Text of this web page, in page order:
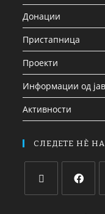
Донации
Пристапница
Проекти
Информации од
Активности
СЛЕДЕТЕ НЀ